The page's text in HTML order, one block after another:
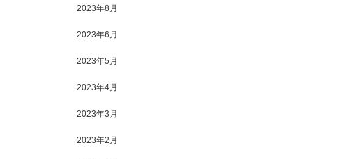
2023年8月
2023年6月
2023年5月
2023年4月
2023年3月
2023年2月